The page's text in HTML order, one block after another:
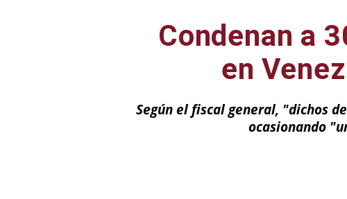
Condenan a
en
Según el fiscal general, "dichos
ocasionando